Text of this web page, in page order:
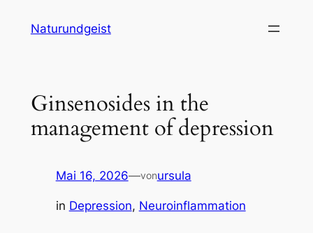
InhaltNaturundgeist
Ginsenosides in the
management of depression
Mai 16, 2026—vonursula
in Depression, Neuroinflammation